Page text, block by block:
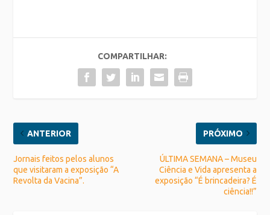
COMPARTILHAR:
ANTERIOR
Jornais feitos pelos alunos
que visitaram a exposição “A
Revolta da Vacina”.
PRÓXIMO
ÚLTIMA SEMANA – Museu
Ciência e Vida apresenta a
exposição “É brincadeira? É
ciência!!”